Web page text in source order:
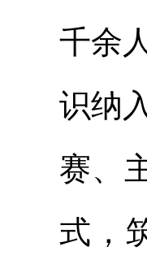
千余
识纳
赛、
式，